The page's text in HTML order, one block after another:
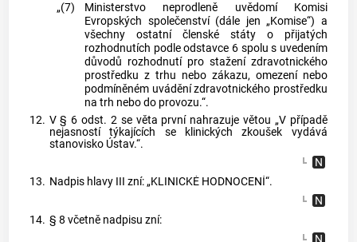
„(7)
Ministerstvo neprodleně uvědomí Komisi
Evropských společenství (dále jen „Komise“) a
všechny ostatní členské státy o přijatých
rozhodnutích podle odstavce 6 spolu s uvedením
důvodů rozhodnutí pro stažení zdravotnického
prostředku z trhu nebo zákazu, omezení nebo
podmíněném uvádění zdravotnického prostředku
na trh nebo do provozu.“.
12. V § 6 odst. 2 se věta první nahrazuje větou „V případě
nejasností týkajících se klinických zkoušek vydává
stanovisko Ústav.“.
13. Nadpis hlavy III zní: „KLINICKÉ HODNOCENÍ“.
14. § 8 včetně nadpisu zní: